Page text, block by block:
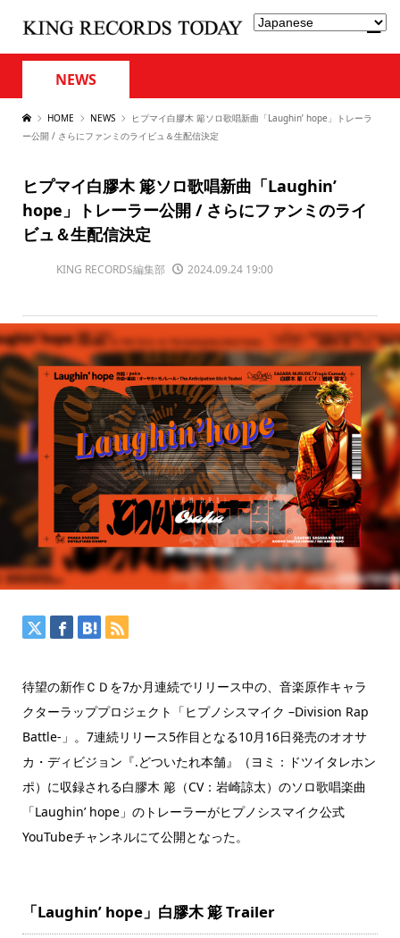
NEWS
HOME NEWS
ヒプマイ白膠木 簓ソロ歌唱新曲「Laughin’ hope」トレーラ
ー公開 / さらにファンミのライビュ＆生配信決定
ヒプマイ白膠木 簓ソロ歌唱新曲「Laughin’
hope」トレーラー公開 / さらにファンミのライ
ビュ＆生配信決定
KING RECORDS編集部 2024.09.24 19:00
待望の新作ＣＤを7か月連続でリリース中の、音楽原作キャラ
クターラッププロジェクト「ヒプノシスマイク –Division Rap
Battle-」。7連続リリース5作目となる10月16日発売のオオサ
カ・ディビジョン『.どついたれ本舗』（ヨミ：ドツイタレホン
ポ）に収録される白膠木 簓（CV：岩崎諒太）のソロ歌唱楽曲
「Laughin’ hope」のトレーラーがヒプノシスマイク公式
YouTubeチャンネルにて公開となった。
「Laughin’ hope」白膠木 簓 Trailer